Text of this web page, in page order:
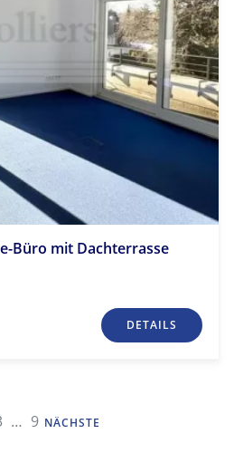
Büro mit Dachterrasse
DETAILS
… 9 NÄCHSTE